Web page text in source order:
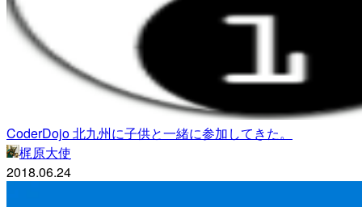
CoderDojo 北九州に子供と一緒に参加してきた。
梶原大使
2018.06.24